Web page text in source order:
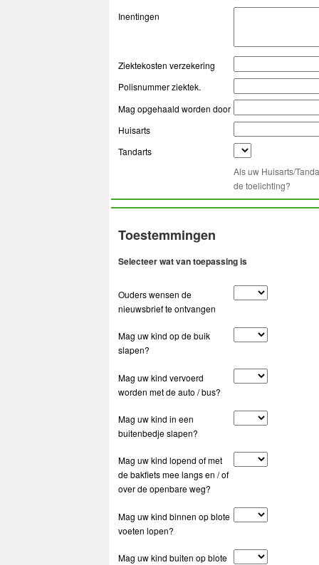
Inentingen
Ziektekosten verzekering
Polisnummer ziektek.
Mag opgehaald worden door
Huisarts
Tandarts
Als uw Huisarts/
de toelichting?
Toestemmingen
Selecteer wat van toepassing is
Ouders wensen de
nieuwsbrief te ontvangen
Mag uw kind op de buik
slapen?
Mag uw kind vervoerd
worden met de auto / bus?
Mag uw kind in een
buitenbedje slapen?
Mag uw kind lopend of met
de bakfiets mee langs en / of
over de openbare weg?
Mag uw kind binnen op blote
voeten lopen?
Mag uw kind buiten op blote